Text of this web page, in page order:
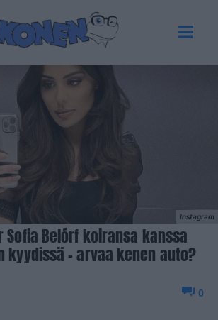
Instagram
Sofia Belórf koiransa kanssa
kyydissä – arvaa kenen auto?
0